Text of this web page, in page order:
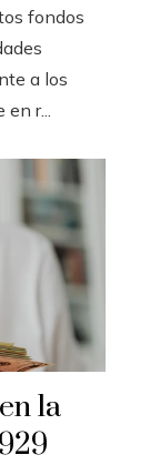
fondos
a los
r...
la